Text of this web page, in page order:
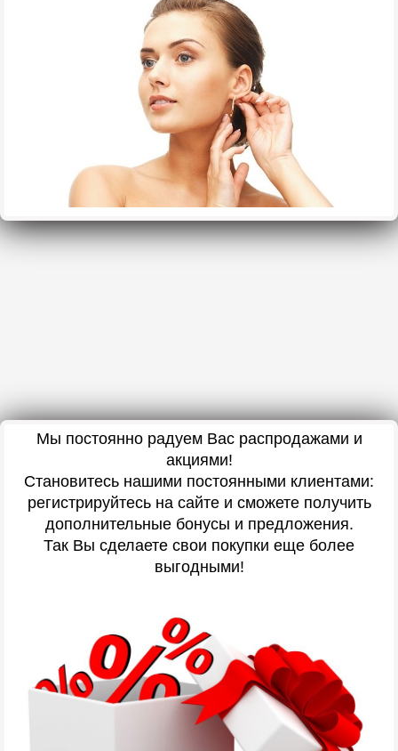
Мы постоянно радуем Вас распродажами и
акциями!
Становитесь нашими постоянными клиентами:
регистрируйтесь на сайте и сможете получить
дополнительные бонусы и предложения.
Так Вы сделаете свои покупки еще более
выгодными!